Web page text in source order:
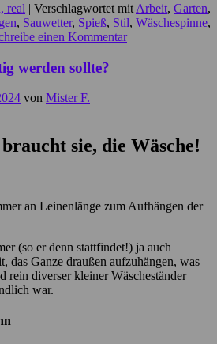
real | Verschlagwortet mit Arbeit, Garten,
, Sauwetter, Spieß, Stil, Wäschespinne,
einen Kommentar
werden sollte?
von Mister F.
sie, die Wäsche!
an Leinenlänge zum Aufhängen der
(so er denn stattfindet!) ja auch
das Ganze draußen aufzuhängen, was
rein diverser kleiner Wäscheständer
war.